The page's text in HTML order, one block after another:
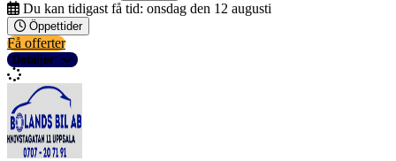
Du kan tidigast få tid: onsdag den 12 augusti
Öppettider
Få offerter
Detaljer